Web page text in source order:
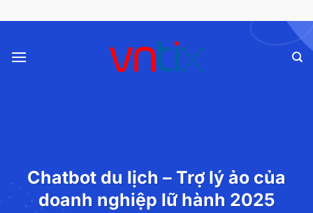
dung
Chatbot du lịch – Trợ lý ảo của
doanh nghiệp lữ hành 2025